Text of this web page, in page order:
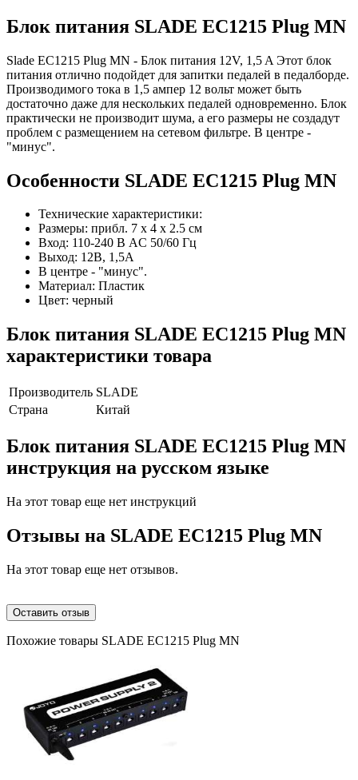
Блок питания SLADE EC1215 Plug MN
Slade EC1215 Plug MN - Блок питания 12V, 1,5 A Этот блок
питания отлично подойдет для запитки педалей в педалборде.
Производимого тока в 1,5 ампер 12 вольт может быть
достаточно даже для нескольких педалей одновременно. Блок
практически не производит шума, а его размеры не создадут
проблем с размещением на сетевом фильтре. В центре -
"минус".
Особенности SLADE EC1215 Plug MN
Технические характеристики:
Размеры: прибл. 7 х 4 х 2.5 см
Вход: 110-240 В AC 50/60 Гц
Выход: 12В, 1,5А
В центре - "минус".
Материал: Пластик
Цвет: черный
Блок питания SLADE EC1215 Plug MN
характеристики товара
Производитель SLADE
Страна
Китай
Блок питания SLADE EC1215 Plug MN
инструкция на русском языке
На этот товар еще нет инструкций
Отзывы на SLADE EC1215 Plug MN
На этот товар еще нет отзывов.
Оставить отзыв
Похожие товары SLADE EC1215 Plug MN